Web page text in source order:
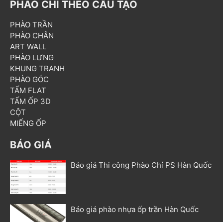
PHÀO CHỈ THEO CẤU TẠO
PHÀO TRẦN
PHÀO CHÂN
ART WALL
PHÀO LƯNG
KHUNG TRANH
PHÀO GÓC
TẤM FLAT
TẤM ỐP 3D
CỘT
MIẾNG ỐP
BÁO GIÁ
Báo giá Thi công Phào Chỉ PS Hàn Quốc
Báo giá phào nhựa ốp trần Hàn Quốc